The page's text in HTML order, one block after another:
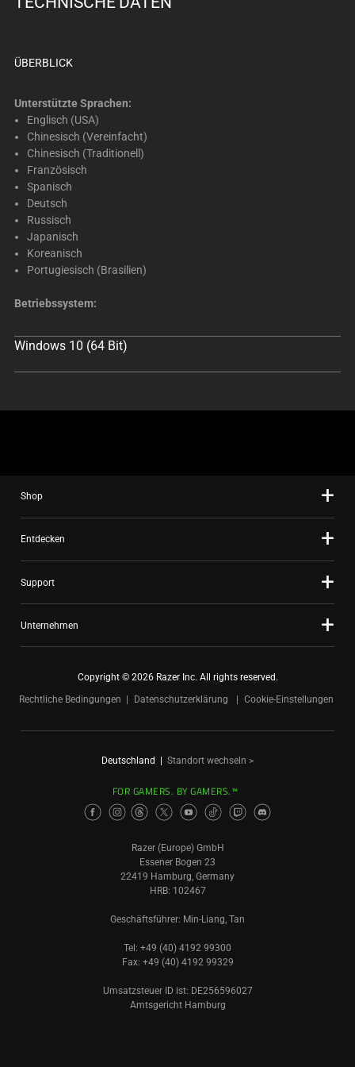
below.
image
buttons
change
the
image
above.
ÜBERBLICK
Unterstützte Sprachen:
Englisch (USA)
Chinesisch (Vereinfacht)
Chinesisch (Traditionell)
Französisch
Spanisch
Deutsch
Russisch
Japanisch
Koreanisch
Portugiesisch (Brasilien)
Betriebssystem:
Windows 10 (64 Bit)
Shop
Entdecken
Support
Unternehmen
Copyright © 2026 Razer Inc. All rights reserved.
Rechtliche Bedingungen
Datenschutzerklärung Cookie-Einstellungen
Deutschland Standort wechseln >
FOR GAMERS. BY GAMERS.™
Razer (Europe) GmbH
Essener Bogen 23
22419 Hamburg, Germany
HRB: 102467
Geschäftsführer: Min-Liang, Tan
Tel: +49 (40) 4192 99300
Fax: +49 (40) 4192 99329
Umsatzsteuer ID ist: DE256596027
Amtsgericht Hamburg